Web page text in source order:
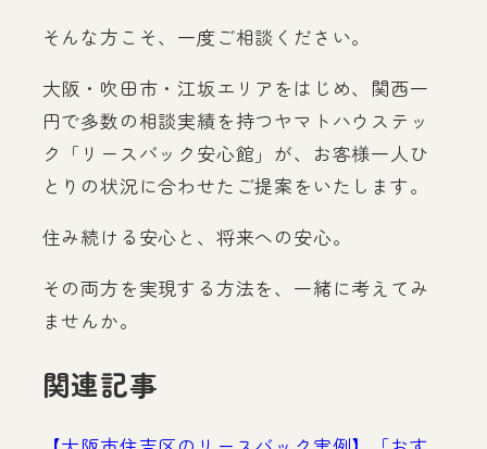
そんな方こそ、一度ご相談ください。
大阪・吹田市・江坂エリアをはじめ、関西一
円で多数の相談実績を持つヤマトハウステッ
ク「リースバック安心館」が、お客様一人ひ
とりの状況に合わせたご提案をいたします。
住み続ける安心と、将来への安心。
その両方を実現する方法を、一緒に考えてみ
ませんか。
関連記事